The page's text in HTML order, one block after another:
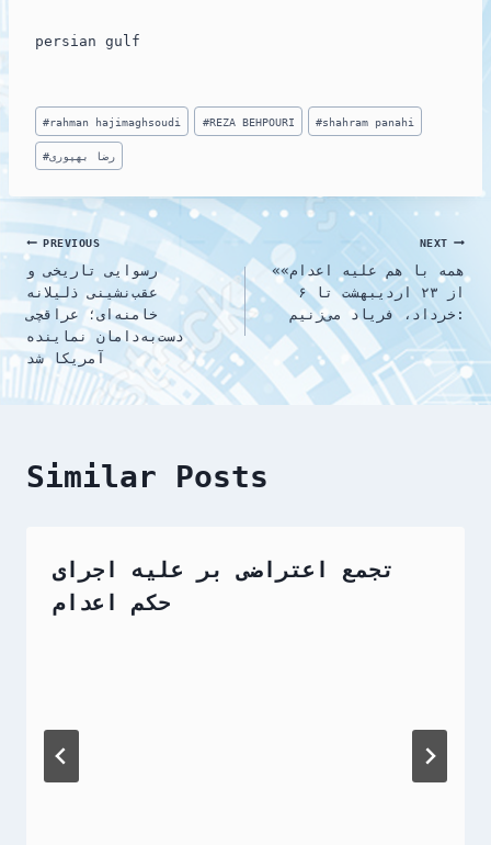
persian gulf
Post
Tags:
#rahman hajimaghsoudi #REZA BEHPOURI #shahram panahi
#رضا بهپوری
Post
navigation
PREVIOUS
رسوایی تاریخی و
عقب‌نشینی ذلیلانه
خامنه‌ای؛ عراقچی
دست‌به‌دامان نماینده
آمریکا شد
NEXT
«همه با هم علیه اعدام»
از ۲۳ اردیبهشت تا ۶
خرداد، فریاد می‌زنیم:
Similar Posts
تجمع اعتراضی بر علیه اجرای
حکم اعدام